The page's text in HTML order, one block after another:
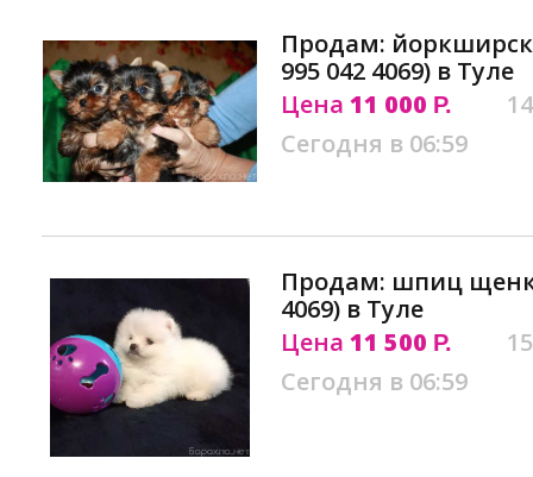
Продам:
995 042 4069) в Туле
Цена 11 000 Р.
Сегодня в 06:59
Продам: шпиц
4069) в Туле
Цена 11 500 Р.
Сегодня в 06:59